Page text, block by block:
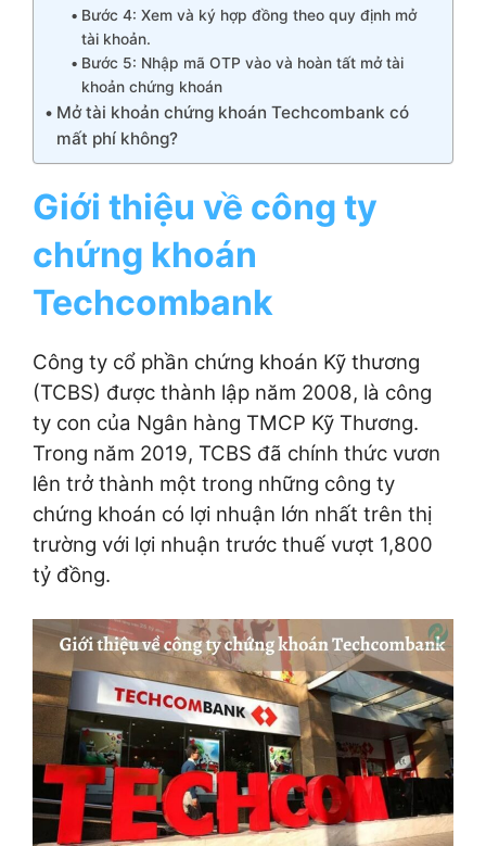
Bước 4: Xem và ký hợp đồng theo quy định mở
tài khoản.
Bước 5: Nhập mã OTP vào và hoàn tất mở tài
khoản chứng khoán
Mở tài khoản chứng khoán Techcombank có
mất phí không?
Giới thiệu về công ty
chứng khoán
Techcombank
Công ty cổ phần chứng khoán Kỹ thương
(TCBS) được thành lập năm 2008, là công
ty con của Ngân hàng TMCP Kỹ Thương.
Trong năm 2019, TCBS đã chính thức vươn
lên trở thành một trong những công ty
chứng khoán có lợi nhuận lớn nhất trên thị
trường với lợi nhuận trước thuế vượt 1,800
tỷ đồng.